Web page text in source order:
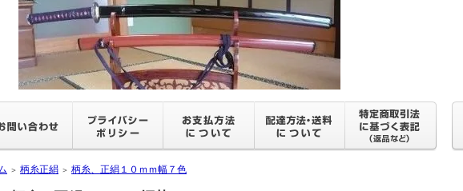
＞ 柄糸正絹 ＞ 柄糸、正絹１０ｍｍ幅７色